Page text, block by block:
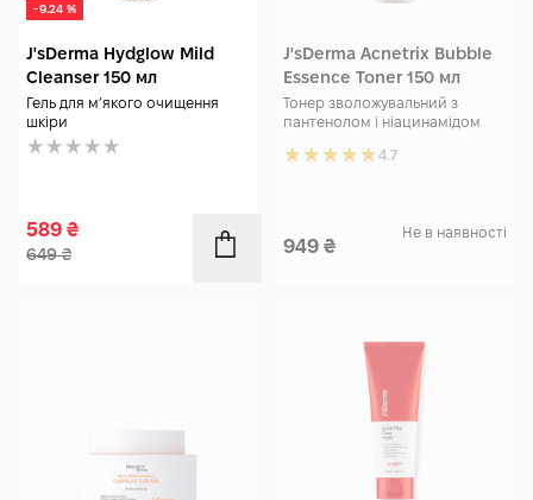
-9.24 %
J'sDerma Hydglow Mild
Cleanser 150 мл
Гель для м’якого очищення
шкіри
589 ₴
649₴
J'sDerma Acnetrix Bubble
Essence Toner 150 мл
Тонер зволожувальний з
пантенолом і ніацинамідом
4.7
949 ₴
Не в наявності